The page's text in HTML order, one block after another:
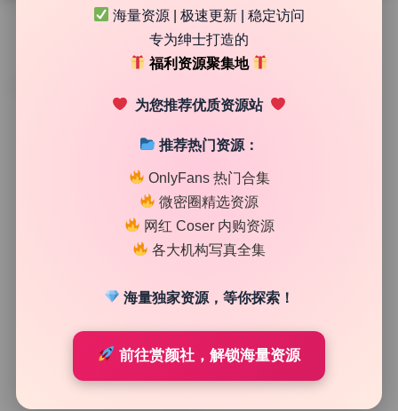
铃木美咲MisakiSuzuki(软软趴在床单上) 写真合集
海量资源 | 极速更新 | 稳定访问
专为绅士打造的
福利资源聚集地
为您推荐优质资源站
推荐热门资源：
OnlyFans 热门合集
微密圈精选资源
网红 Coser 内购资源
各大机构写真全集
海量独家资源，等你探索！
前往赏颜社，解锁海量资源